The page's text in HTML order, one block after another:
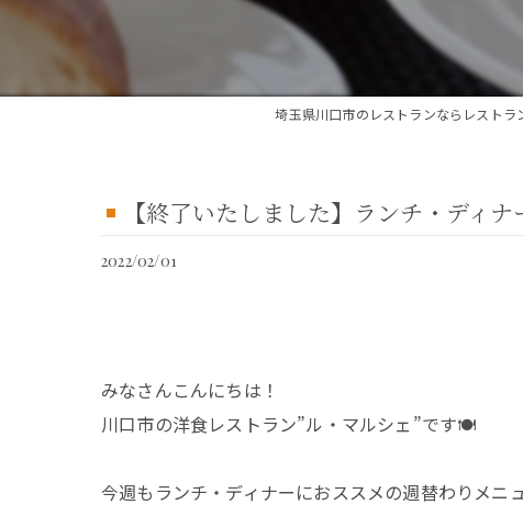
埼玉県川口市のレストランならレストラ
【終了いたしました】ランチ・ディ
2022/02/01
みなさんこんにちは！
川口市の洋食レストラン”ル・マルシェ”です🍽
今週もランチ・ディナーにおススメの週替わりメニ